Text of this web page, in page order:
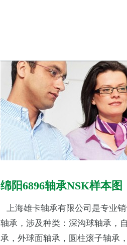
绵阳6896轴承NSK样本图
上海雄卡轴承有限公司是专业
轴承，涉及种类：深沟球轴承，
承，外球面轴承，圆柱滚子轴承